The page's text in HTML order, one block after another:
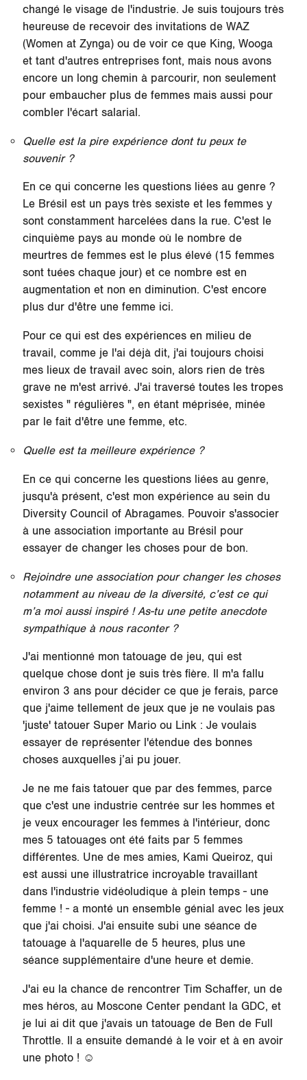
changé le visage de l'industrie. Je suis toujours très
heureuse de recevoir des invitations de WAZ
(Women at Zynga) ou de voir ce que King, Wooga
et tant d'autres entreprises font, mais nous avons
encore un long chemin à parcourir, non seulement
pour embaucher plus de femmes mais aussi pour
combler l'écart salarial.
Quelle est la pire expérience dont tu peux te
souvenir ?
En ce qui concerne les questions liées au genre ?
Le Brésil est un pays très sexiste et les femmes y
sont constamment harcelées dans la rue. C'est le
cinquième pays au monde où le nombre de
meurtres de femmes est le plus élevé (15 femmes
sont tuées chaque jour) et ce nombre est en
augmentation et non en diminution. C'est encore
plus dur d'être une femme ici.
Pour ce qui est des expériences en milieu de
travail, comme je l'ai déjà dit, j'ai toujours choisi
mes lieux de travail avec soin, alors rien de très
grave ne m'est arrivé. J'ai traversé toutes les tropes
sexistes " régulières ", en étant méprisée, minée
par le fait d'être une femme, etc.
Quelle est ta meilleure expérience ?
En ce qui concerne les questions liées au genre,
jusqu'à présent, c'est mon expérience au sein du
Diversity Council of Abragames. Pouvoir s'associer
à une association importante au Brésil pour
essayer de changer les choses pour de bon.
Rejoindre une association pour changer les choses
notamment au niveau de la diversité, c’est ce qui
m’a moi aussi inspiré ! As-tu une petite anecdote
sympathique à nous raconter ?
J'ai mentionné mon tatouage de jeu, qui est
quelque chose dont je suis très fière. Il m'a fallu
environ 3 ans pour décider ce que je ferais, parce
que j'aime tellement de jeux que je ne voulais pas
'juste' tatouer Super Mario ou Link : Je voulais
essayer de représenter l'étendue des bonnes
choses auxquelles j’ai pu jouer.
Je ne me fais tatouer que par des femmes, parce
que c'est une industrie centrée sur les hommes et
je veux encourager les femmes à l'intérieur, donc
mes 5 tatouages ont été faits par 5 femmes
différentes. Une de mes amies, Kami Queiroz, qui
est aussi une illustratrice incroyable travaillant
dans l'industrie vidéoludique à plein temps - une
femme ! - a monté un ensemble génial avec les jeux
que j'ai choisi. J'ai ensuite subi une séance de
tatouage à l'aquarelle de 5 heures, plus une
séance supplémentaire d'une heure et demie.
J'ai eu la chance de rencontrer Tim Schaffer, un de
mes héros, au Moscone Center pendant la GDC, et
je lui ai dit que j'avais un tatouage de Ben de Full
Throttle. Il a ensuite demandé à le voir et à en avoir
une photo ! ☺